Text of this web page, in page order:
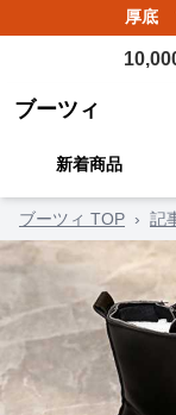
厚底
ブーツィ
新着商品
ブーツィ TOP › 記